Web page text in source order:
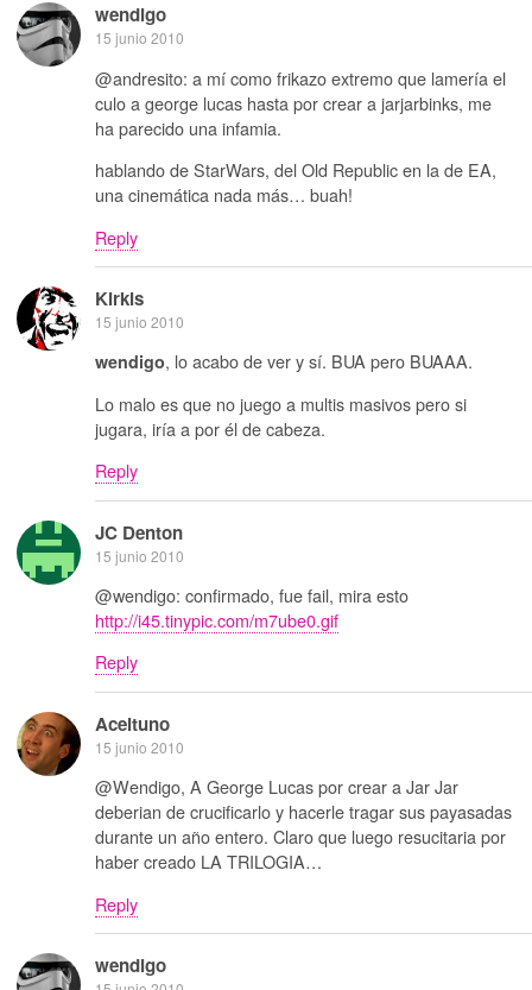
wendigo
15 junio 2010
@andresito: a mí como frikazo extremo que lamería el
culo a george lucas hasta por crear a jarjarbinks, me
ha parecido una infamia.
hablando de StarWars, del Old Republic en la de EA,
una cinemática nada más… buah!
Reply
Kirkis
15 junio 2010
wendigo, lo acabo de ver y sí. BUA pero BUAAA.
Lo malo es que no juego a multis masivos pero si
jugara, iría a por él de cabeza.
Reply
JC Denton
15 junio 2010
@wendigo: confirmado, fue fail, mira esto
http://i45.tinypic.com/m7ube0.gif
Reply
Aceituno
15 junio 2010
@Wendigo, A George Lucas por crear a Jar Jar
deberian de crucificarlo y hacerle tragar sus payasadas
durante un año entero. Claro que luego resucitaria por
haber creado LA TRILOGIA…
Reply
wendigo